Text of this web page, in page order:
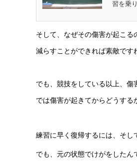
習を乗
そして、なぜその傷害が起こ
減らすことができれば素敵です
でも、競技をしている以上、傷
では傷害が起きてからどうする
練習に早く復帰するには、そし
でも、元の状態でけがをしたん